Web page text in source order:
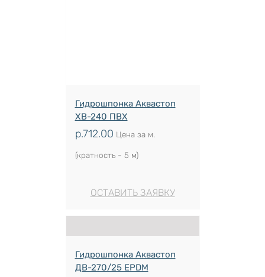
Гидрошпонка Аквастоп
ХВ-240 ПВХ
р.712.00 Цена за м.
(кратность - 5 м)
ОСТАВИТЬ ЗАЯВКУ
Гидрошпонка Аквастоп
ДВ-270/25 EPDM